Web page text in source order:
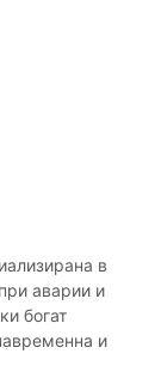
в
аварии и
богат
и